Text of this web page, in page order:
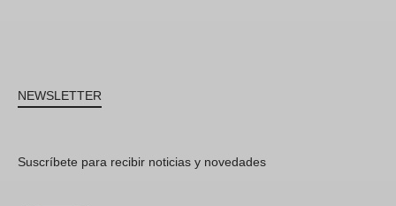
NEWSLETTER
Suscríbete para recibir noticias y novedades